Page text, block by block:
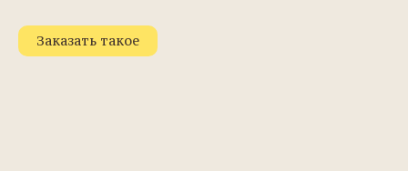
Заказать такое